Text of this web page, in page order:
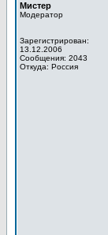
Мистер
Модератор
Зарегистрирован:
13.12.2006
Сообщения: 2043
Откуда: Россия